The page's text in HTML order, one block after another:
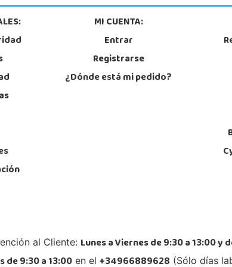
14013, Córdoba
Juguetilandia Gines
11405, Jerez de la Frontera
956 317 910
MI CUENTA:
Entrar
Registrarse
¿Dónde está mi pedido?
al Cliente: Lunes a Viernes de 9:30 a 13:00 y
de 9:30 a 13:00en el +34966889628 (Sólo días